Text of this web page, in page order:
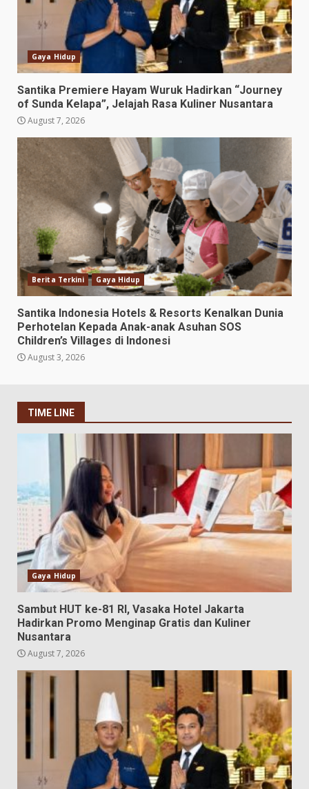
Gaya Hidup
Santika Premiere Hayam Wuruk Hadirkan “Journey
of Sunda Kelapa”, Jelajah Rasa Kuliner Nusantara
August 7, 2026
Berita Terkini Gaya Hidup
Santika Indonesia Hotels & Resorts Kenalkan Dunia
Perhotelan Kepada Anak-anak Asuhan SOS
Children’s Villages di Indonesi
August 3, 2026
TIME LINE
Gaya Hidup
Sambut HUT ke-81 RI, Vasaka Hotel Jakarta
Hadirkan Promo Menginap Gratis dan Kuliner
Nusantara
August 7, 2026